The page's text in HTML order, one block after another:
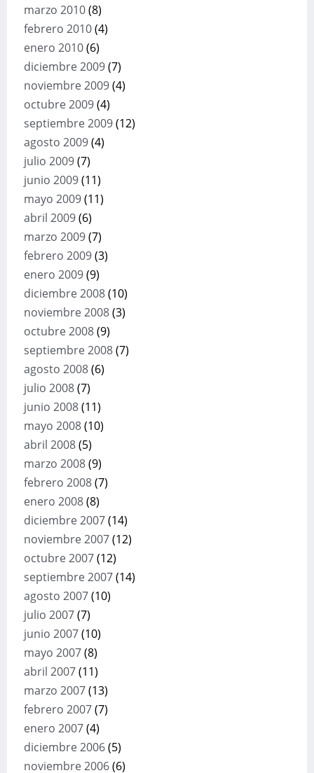
marzo 2010(8)
febrero 2010(4)
enero 2010(6)
diciembre 2009(7)
noviembre 2009(4)
octubre 2009(4)
septiembre 2009(12)
agosto 2009(4)
julio 2009(7)
junio 2009(11)
mayo 2009(11)
abril 2009(6)
marzo 2009(7)
febrero 2009(3)
enero 2009(9)
diciembre 2008(10)
noviembre 2008(3)
octubre 2008(9)
septiembre 2008(7)
agosto 2008(6)
julio 2008(7)
junio 2008(11)
mayo 2008(10)
abril 2008(5)
marzo 2008(9)
febrero 2008(7)
enero 2008(8)
diciembre 2007(14)
noviembre 2007(12)
octubre 2007(12)
septiembre 2007(14)
agosto 2007(10)
julio 2007(7)
junio 2007(10)
mayo 2007(8)
abril 2007(11)
marzo 2007(13)
febrero 2007(7)
enero 2007(4)
diciembre 2006(5)
noviembre 2006(6)